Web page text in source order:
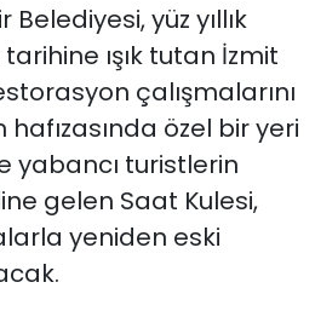
yüz yıllık
ışık tutan İzmit
çalışmalarını
özel bir yeri
yabancı turistlerin
gelen Saat Kulesi,
yeniden eski